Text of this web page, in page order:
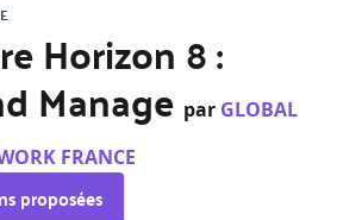
Horizon 8 :
Manage par GLOBAL
FRANCE
proposées